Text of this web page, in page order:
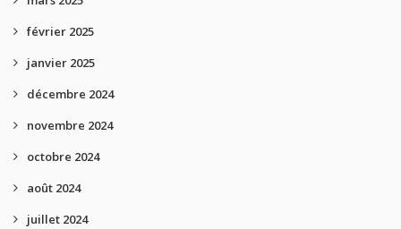
février 2025
janvier 2025
décembre 2024
novembre 2024
octobre 2024
août 2024
juillet 2024